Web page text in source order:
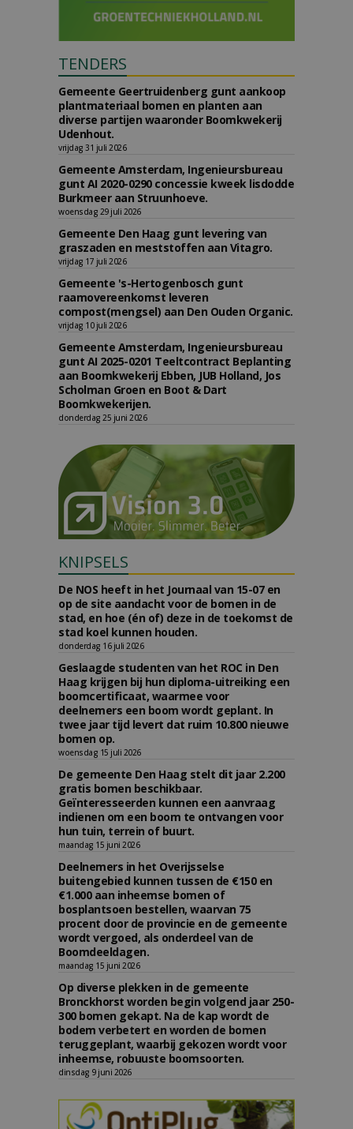
TENDERS
Gemeente Geertruidenberg gunt aankoop
plantmateriaal bomen en planten aan
diverse partijen waaronder Boomkwekerij
Udenhout.
vrijdag 31 juli 2026
Gemeente Amsterdam, Ingenieursbureau
gunt AI 2020-0290 concessie kweek lisdodde
Burkmeer aan Struunhoeve.
woensdag 29 juli 2026
Gemeente Den Haag gunt levering van
graszaden en meststoffen aan Vitagro.
vrijdag 17 juli 2026
Gemeente 's-Hertogenbosch gunt
raamovereenkomst leveren
compost(mengsel) aan Den Ouden Organic.
vrijdag 10 juli 2026
Gemeente Amsterdam, Ingenieursbureau
gunt AI 2025-0201 Teeltcontract Beplanting
aan Boomkwekerij Ebben, JUB Holland, Jos
Scholman Groen en Boot & Dart
Boomkwekerijen.
donderdag 25 juni 2026
KNIPSELS
De NOS heeft in het Journaal van 15-07 en
op de site aandacht voor de bomen in de
stad, en hoe (én of) deze in de toekomst de
stad koel kunnen houden.
donderdag 16 juli 2026
Geslaagde studenten van het ROC in Den
Haag krijgen bij hun diploma-uitreiking een
boomcertificaat, waarmee voor
deelnemers een boom wordt geplant. In
twee jaar tijd levert dat ruim 10.800 nieuwe
bomen op.
woensdag 15 juli 2026
De gemeente Den Haag stelt dit jaar 2.200
gratis bomen beschikbaar.
Geïnteresseerden kunnen een aanvraag
indienen om een boom te ontvangen voor
hun tuin, terrein of buurt.
maandag 15 juni 2026
Deelnemers in het Overijsselse
buitengebied kunnen tussen de €150 en
€1.000 aan inheemse bomen of
bosplantsoen bestellen, waarvan 75
procent door de provincie en de gemeente
wordt vergoed, als onderdeel van de
Boomdeeldagen.
maandag 15 juni 2026
Op diverse plekken in de gemeente
Bronckhorst worden begin volgend jaar 250-
300 bomen gekapt. Na de kap wordt de
bodem verbetert en worden de bomen
teruggeplant, waarbij gekozen wordt voor
inheemse, robuuste boomsoorten.
dinsdag 9 juni 2026